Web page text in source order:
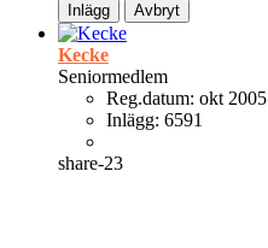
Inlägg Avbryt
Kecke
Seniormedlem
Reg.datum: okt 2005
Inlägg: 6591
share-23